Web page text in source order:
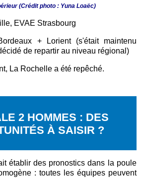
(Crédit photo : Yuna Loaëc)
EVAE Strasbourg
+ Lorient (s'était maintenu
de repartir au niveau régional)
La Rochelle a été repêché.
2 HOMMES : DES
À SAISIR ?
établir des pronostics dans la poule
: toutes les équipes peuvent